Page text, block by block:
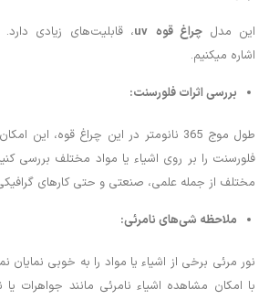
این مدل چراغ قوه uv، قابلیت‌های زیادی
اشاره میکنیم.
بررسی اثرات فلورسنت:
طول موج 365 نانومتر در این چراغ قوه،
فلورسنت را بر روی اشیاء یا مواد مختلف بررسی
مختلف از جمله علمی، صنعتی و حتی کارهای
ملاحظه شی‌های نامرئی:
نور مرئی برخی از اشیاء یا مواد را به خوبی نمایان
با امکان مشاهده اشیاء نامرئی مانند جواهرات